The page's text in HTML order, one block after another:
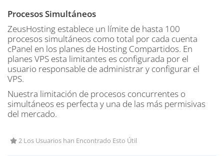
Procesos Simultáneos
ZeusHosting establece un límite de hasta 100
procesos simultáneos como total por cada cuenta
cPanel en los planes de Hosting Compartidos. En
planes VPS esta limitantes es configurada por el
usuario responsable de administrar y configurar el
VPS.
Nuestra limitación de procesos concurrentes o
simultáneos es perfecta y una de las más permisivas
del mercado.
2 Los Usuarios han Encontrado Esto Útil